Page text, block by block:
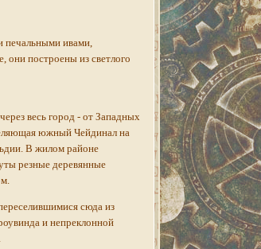
печальными ивами,
они построены из светлого
весь город - от Западных
южный Чейдинал на
В жилом районе
резные деревянные
сюда из
и непреклонной